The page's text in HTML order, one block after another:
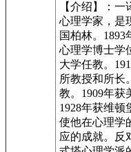
【介绍】：一
心理学家，是
国柏林。
心理学博士学
大学任教。
所教授和所长
教。1909年获
1928年获维顿
使他在心理学
应的成就。反